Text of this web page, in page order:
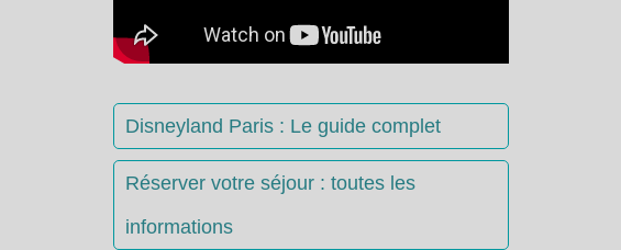
Disneyland Paris : Le guide complet
Réserver votre séjour : toutes les
informations